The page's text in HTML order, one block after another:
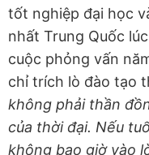
tốt nghiệp đại học
nhất Trung Quốc
cuộc phỏng vấn
chỉ trích lò đào tạo
không phải thần
của thời đại. Nếu
không bao giờ vào